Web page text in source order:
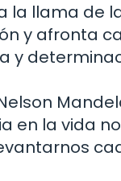
la llama de
y afronta
y
en la vida